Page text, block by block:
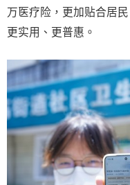
万医疗险，更加贴合居
更实用、更普惠。